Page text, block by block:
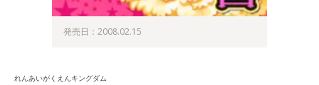
発売日：2008.02.15
れんあいがくえんキングダム